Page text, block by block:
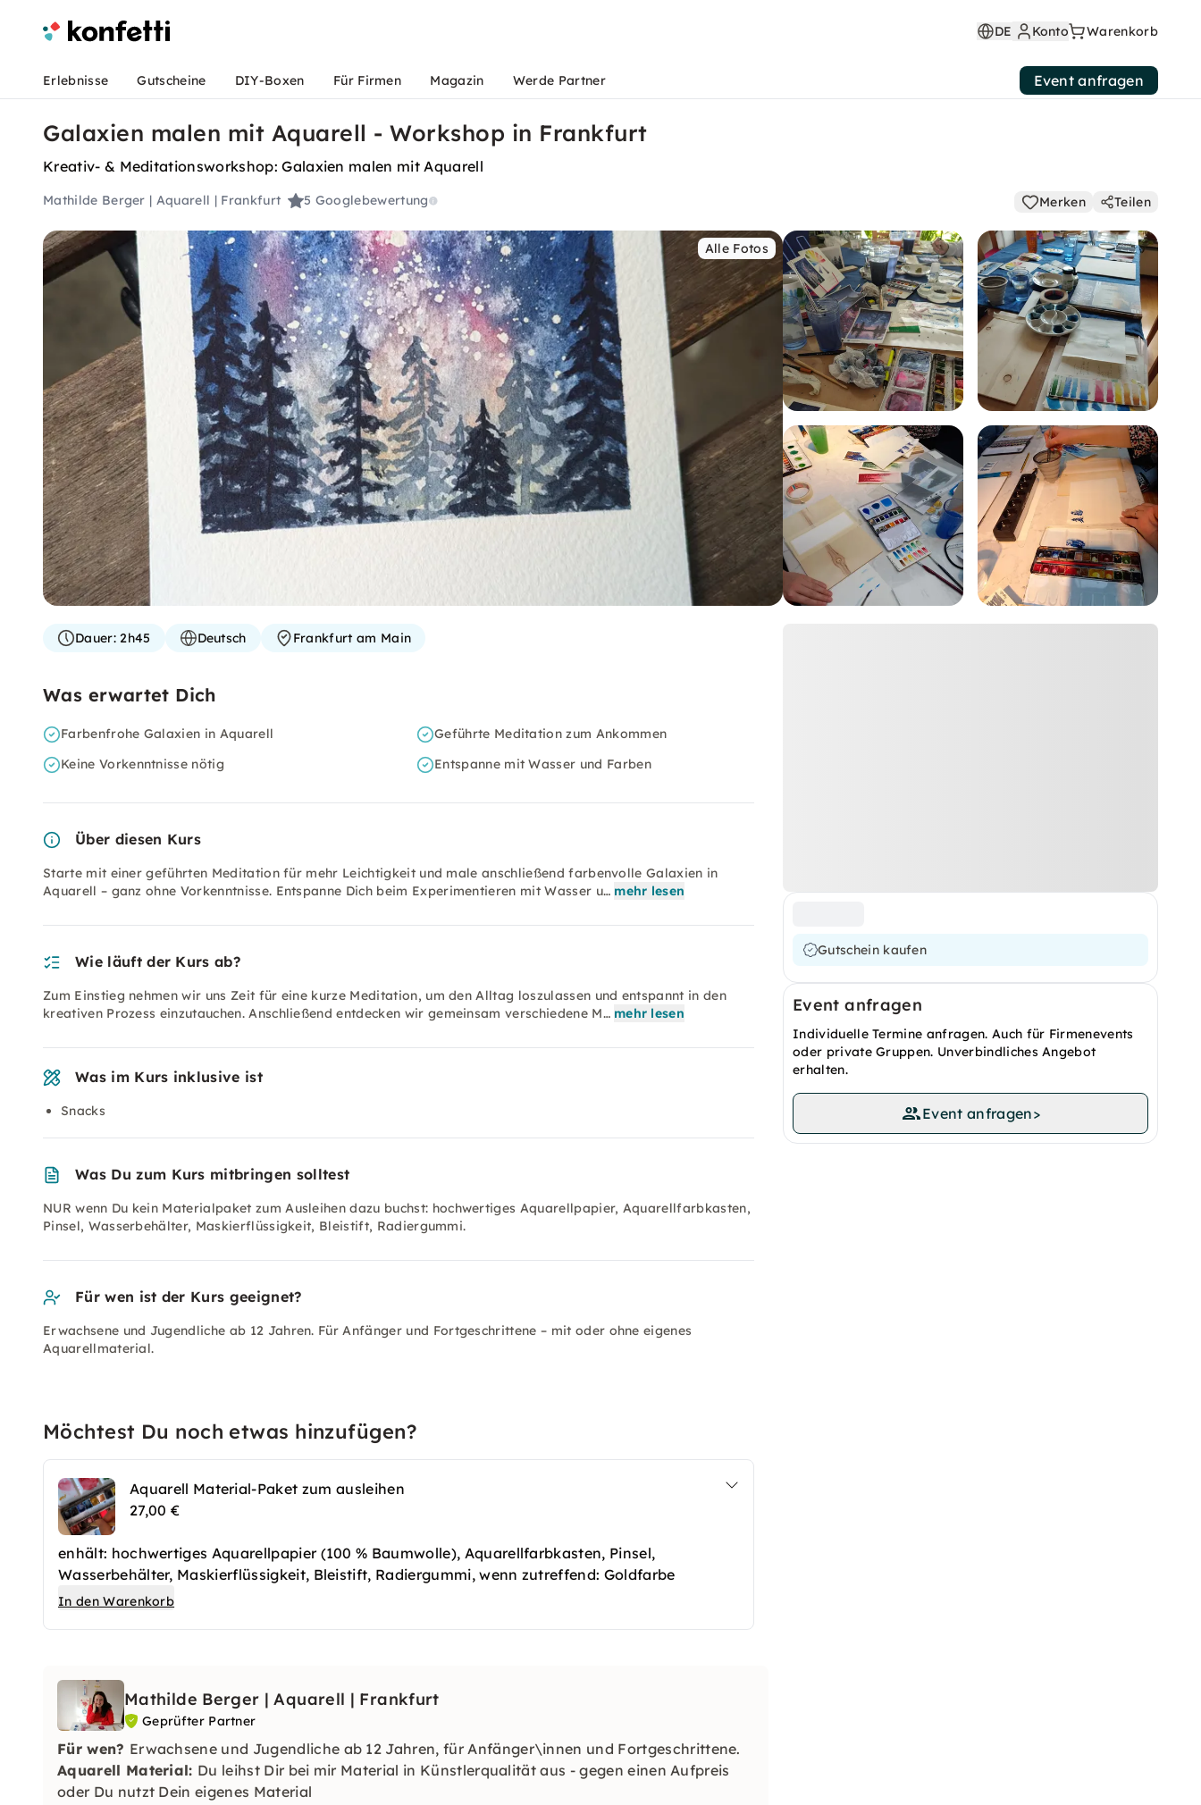
DE Konto Warenkorb
Erlebnisse Gutscheine DIY-Boxen Für Firmen Magazin Werde Partner Event anfragen
Galaxien malen mit Aquarell - Workshop in Frankfurt
Kreativ- & Meditationsworkshop: Galaxien malen mit Aquarell
Mathilde Berger | Aquarell | Frankfurt 5 Googlebewertung Merken Teilen
Alle Fotos
Gutschein kaufen
Event anfragen
Individuelle Termine anfragen. Auch für Firmenevents
oder private Gruppen. Unverbindliches Angebot
erhalten.
Event anfragen>
Dauer:2h45 Deutsch Frankfurt am Main
Was erwartet Dich
Farbenfrohe Galaxien in Aquarell
Geführte Meditation zum Ankommen
Keine Vorkenntnisse nötig
Entspanne mit Wasser und Farben
Über diesen Kurs
Starte mit einer geführten Meditation für mehr Leichtigkeit und male anschließend farbenvolle Galaxien in
Aquarell – ganz ohne Vorkenntnisse. Entspanne Dich beim Experimentieren mit Wasser u… mehr lesen
Wie läuft der Kurs ab?
Zum Einstieg nehmen wir uns Zeit für eine kurze Meditation, um den Alltag loszulassen und entspannt in den
kreativen Prozess einzutauchen. Anschließend entdecken wir gemeinsam verschiedene M… mehr lesen
Was im Kurs inklusive ist
Snacks
Was Du zum Kurs mitbringen solltest
NUR wenn Du kein Materialpaket zum Ausleihen dazu buchst: hochwertiges Aquarellpapier, Aquarellfarbkasten,
Pinsel, Wasserbehälter, Maskierflüssigkeit, Bleistift, Radiergummi.
Für wen ist der Kurs geeignet?
Erwachsene und Jugendliche ab 12 Jahren. Für Anfänger und Fortgeschrittene – mit oder ohne eigenes
Aquarellmaterial.
Möchtest Du noch etwas hinzufügen?
Aquarell Material-Paket zum ausleihen
27,00 €
enhält: hochwertiges Aquarellpapier (100 % Baumwolle), Aquarellfarbkasten, Pinsel,
Wasserbehälter, Maskierflüssigkeit, Bleistift, Radiergummi, wenn zutreffend: Goldfarbe
In den Warenkorb
Mathilde Berger | Aquarell | Frankfurt
Geprüfter Partner
Für wen? Erwachsene und Jugendliche ab 12 Jahren, für Anfänger\innen und Fortgeschrittene.
Aquarell Material: Du leihst Dir bei mir Material in Künstlerqualität aus - gegen einen Aufpreis
oder Du nutzt Dein eigenes Material